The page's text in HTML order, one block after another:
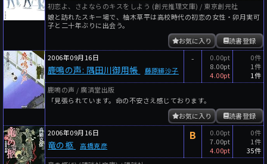
初恋よ、さよならのキスをしよう (創元推理文庫) / 東京創元社
娘と訪れたスキー場で、柚木草平は高校時代の初恋の女性・卯月実可
子と二十年ぶりに出会う。
読書登録
お気に入り
2006年09月16日
鹿鳴の声: 隅田川御用帳 藤原緋沙子
-
0.00pt
8.00pt
4.00pt
0件
1件
1件
鹿鳴の声 / 廣済堂出版
「見張られています。命の不安さえ感じております。
読書登録
お気に入り
2006年09月16日
竜の柩 高橋克彦
B
0.00pt
7.00pt
4.00pt
0件
1件
35件